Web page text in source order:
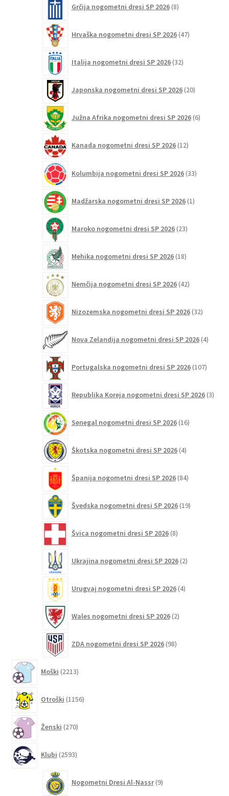
Grčija nogometni dresi SP 2026 8izdelkov
Hrvaška nogometni dresi SP 2026 47izdelkov
Italija nogometni dresi SP 2026 32izdelkov
Japonska nogometni dresi SP 2026 20izdelkov
Južna Afrika nogometni dresi SP 2026 6izdelkov
Kanada nogometni dresi SP 2026 12izdelkov
Kolumbija nogometni dresi SP 2026 33izdelkov
Madžarska nogometni dresi SP 2026 1izdelek
Maroko nogometni dresi SP 2026 23izdelkov
Mehika nogometni dresi SP 2026 18izdelkov
Nemčija nogometni dresi SP 2026 42izdelkov
Nizozemska nogometni dresi SP 2026 32izdelkov
Nova Zelandija nogometni dresi SP 2026 4izdelki
Portugalska nogometni dresi SP 2026 107
Republika Koreja nogometni dresi SP 2026 3
Senegal nogometni dresi SP 2026 16izdelkov
Škotska nogometni dresi SP 2026 4izdelki
Španija nogometni dresi SP 2026 84izdelkov
Švedska nogometni dresi SP 2026 19izdelkov
Švica nogometni dresi SP 2026 8izdelkov
Ukrajina nogometni dresi SP 2026 2izdelka
Urugvaj nogometni dresi SP 2026 4izdelki
Wales nogometni dresi SP 2026 2izdelka
ZDA nogometni dresi SP 2026 98izdelkov
Moški 2213izdelkov
Otroški 1156izdelkov
Ženski 270izdelkov
Klubi 2593izdelkov
Nogometni Dresi Al-Nassr 9izdelkov